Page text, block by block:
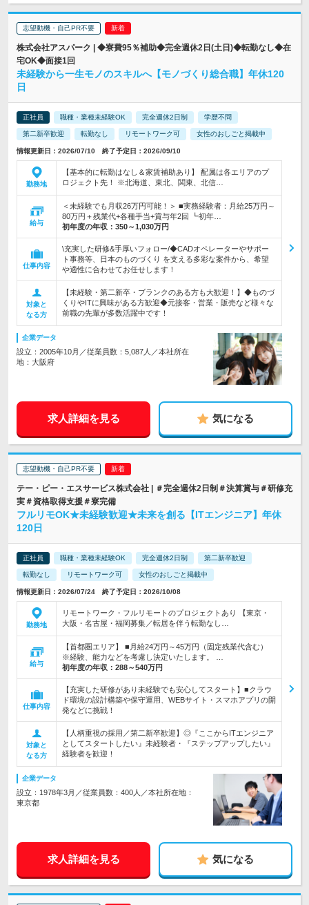
志望動機・自己PR不要
株式会社アスパーク | ◆寮費95％補助◆完全週休2日(土日)◆転勤なし◆在
宅OK◆面接1回
未経験から一生モノのスキルへ【モノづくり総合職】年休120
日
正社員 職種・業種未経験OK 完全週休2日制 学歴不問
第二新卒歓迎 転勤なし リモートワーク可 女性のおしごと掲載中
情報更新日：2026/07/10 終了予定日：2026/09/10
勤務地
【基本的に転勤はなし＆家賃補助あり】 配属は各エリアのプ
ロジェクト先！ ※北海道、東北、関東、北信…
給与
＜未経験でも月収26万円可能！＞ ■実務経験者：月給25万円～
80万円＋残業代+各種手当+賞与年2回 ┗初年…
初年度の年収： 350～1,030万円
仕事内容
\充実した研修&手厚いフォロー/◆CADオペレーターやサポー
ト事務等、日本のものづくり を支える多彩な案件から、希望
や適性に合わせてお任せします！
対象と
なる方
【未経験・第二新卒・ブランクのある方も大歓迎！】◆ものづ
くりやITに興味がある方歓迎◆元接客・営業・販売など様々な
前職の先輩が多数活躍中です！
企業データ
設立：2005年10月／従業員数：5,087人／本社所在
地：大阪府
求人詳細を見る 気になる
志望動機・自己PR不要
テー・ピー・エスサービス株式会社 | ＃完全週休2日制＃決算賞与＃研修充
実＃資格取得支援＃寮完備
フルリモOK★未経験歓迎★未来を創る【ITエンジニア】年休
120日
正社員 職種・業種未経験OK 完全週休2日制 第二新卒歓迎
転勤なし リモートワーク可 女性のおしごと掲載中
情報更新日：2026/07/24 終了予定日：2026/10/08
勤務地
リモートワーク・フルリモートのプロジェクトあり 【東京・
大阪・名古屋・福岡募集／転居を伴う転勤なし…
給与
【首都圏エリア】 ■月給24万円～45万円（固定残業代含む）
※経験、能力などを考慮し決定いたします。 …
初年度の年収： 288～540万円
仕事内容
【充実した研修があり未経験でも安心してスタート】■クラウ
ド環境の設計構築や保守運用、WEBサイト・スマホアプリの開
発などに挑戦！
対象と
なる方
【人柄重視の採用／第二新卒歓迎】◎『ここからITエンジニア
としてスタートしたい』未経験者・『ステップアップしたい』
経験者を歓迎！
企業データ
設立：1978年3月／従業員数：400人／本社所在地：
東京都
求人詳細を見る 気になる